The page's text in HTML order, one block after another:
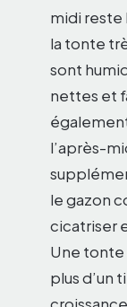
midi reste
la tonte
sont
nettes et
l’après-
le gazon
cicatriser
Une tonte
plus d’un